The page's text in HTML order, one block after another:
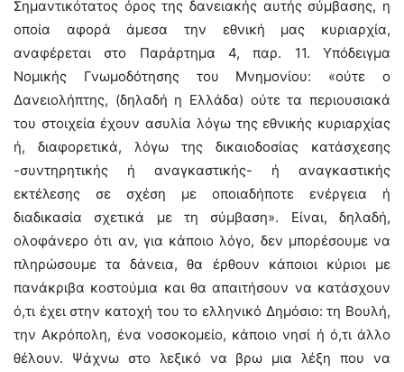
Σημαντικότατος όρος της δανειακής αυτής σύμβασης, η
οποία αφορά άμεσα την εθνική μας κυριαρχία,
αναφέρεται στο Παράρτημα 4, παρ. 11. Υπόδειγμα
Νομικής Γνωμοδότησης του Μνημονίου: «ούτε ο
Δανειολήπτης, (δηλαδή η Ελλάδα) ούτε τα περιουσιακά
του στοιχεία έχουν ασυλία λόγω της εθνικής κυριαρχίας
ή, διαφορετικά, λόγω της δικαιοδοσίας κατάσχεσης
-συντηρητικής ή αναγκαστικής- ή αναγκαστικής
εκτέλεσης σε σχέση με οποιαδήποτε ενέργεια ή
διαδικασία σχετικά με τη σύμβαση». Είναι, δηλαδή,
ολοφάνερο ότι αν, για κάποιο λόγο, δεν μπορέσουμε να
πληρώσουμε τα δάνεια, θα έρθουν κάποιοι κύριοι με
πανάκριβα κοστούμια και θα απαιτήσουν να κατάσχουν
ό,τι έχει στην κατοχή του το ελληνικό Δημόσιο: τη Βουλή,
την Ακρόπολη, ένα νοσοκομείο, κάποιο νησί ή ό,τι άλλο
θέλουν. Ψάχνω στο λεξικό να βρω μια λέξη που να